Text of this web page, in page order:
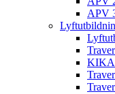
APV
KIKA